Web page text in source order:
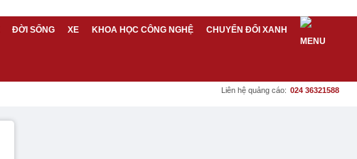
ĐỜI SỐNG XE KHOA HỌC CÔNG NGHỆ CHUYỂN ĐỔI XANH
Liên hệ quảng cáo: 024 36321588